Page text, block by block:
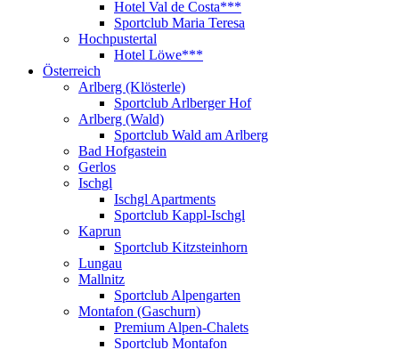
Hotel Val de Costa***
Sportclub Maria Teresa
Hochpustertal
Hotel Löwe***
Österreich
Arlberg (Klösterle)
Sportclub Arlberger Hof
Arlberg (Wald)
Sportclub Wald am Arlberg
Bad Hofgastein
Gerlos
Ischgl
Ischgl Apartments
Sportclub Kappl-Ischgl
Kaprun
Sportclub Kitzsteinhorn
Lungau
Mallnitz
Sportclub Alpengarten
Montafon (Gaschurn)
Premium Alpen-Chalets
Sportclub Montafon